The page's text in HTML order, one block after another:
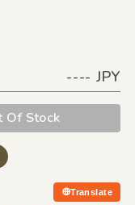
---- JPY
Of Stock
Translate